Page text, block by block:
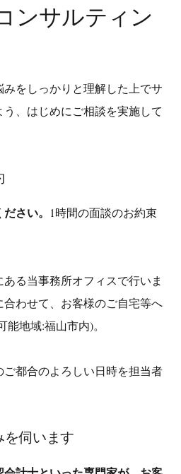
ンサルティン
をしっかりと理解した上でサ
、はじめにご相談を実施して
さい。 1時間の面談のお約束
る当事務所オフィスで行いま
わせて、お客様のご自宅等へ
地域:福山市内)。
都合のよろしい日時を担当者
を伺います